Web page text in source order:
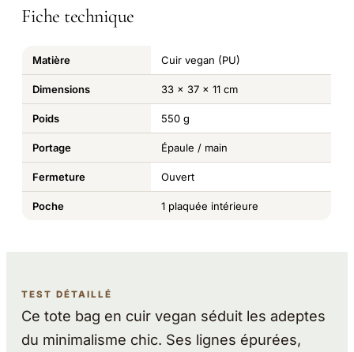
Fiche technique
Matière Cuir vegan (PU)
Dimensions 33 x 37 x 11 cm
Poids 550 g
Portage Épaule / main
Fermeture Ouvert
Poche 1 plaquée intérieure
TEST DÉTAILLÉ
Ce tote bag en cuir vegan séduit les adeptes
du minimalisme chic. Ses lignes épurées,